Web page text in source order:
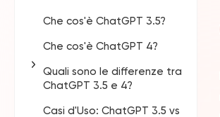
Che cos'è ChatGPT 3.5?
Che cos'è ChatGPT 4?
Quali sono le differenze tra
ChatGPT 3.5 e 4?
Maggiore Accuratezza
Casi d'Uso: ChatGPT 3.5 vs